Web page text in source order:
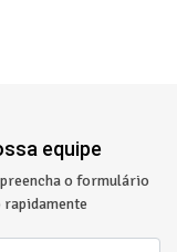
equipe
o formulário